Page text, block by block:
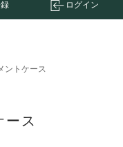
ログイン
ントケース
ース